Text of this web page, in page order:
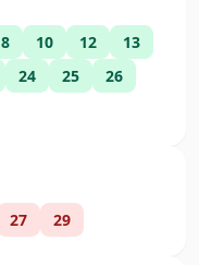
8 10 12
13
24 25
26
27 29